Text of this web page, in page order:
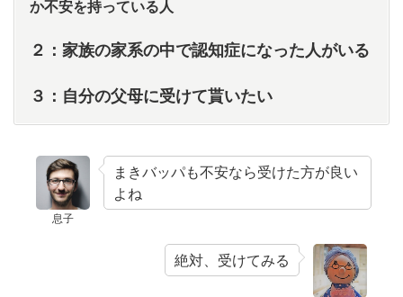
か不安を持っている人
２：家族の家系の中で認知症になった人がいる
３：自分の父母に受けて貰いたい
息子
まきバッパも不安なら受けた方が良い
よね
絶対、受けてみる